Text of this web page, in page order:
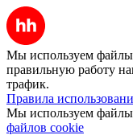
Мы используем файлы
правильную работу
трафик.
Правила
Мы используем файлы
файлов cookie